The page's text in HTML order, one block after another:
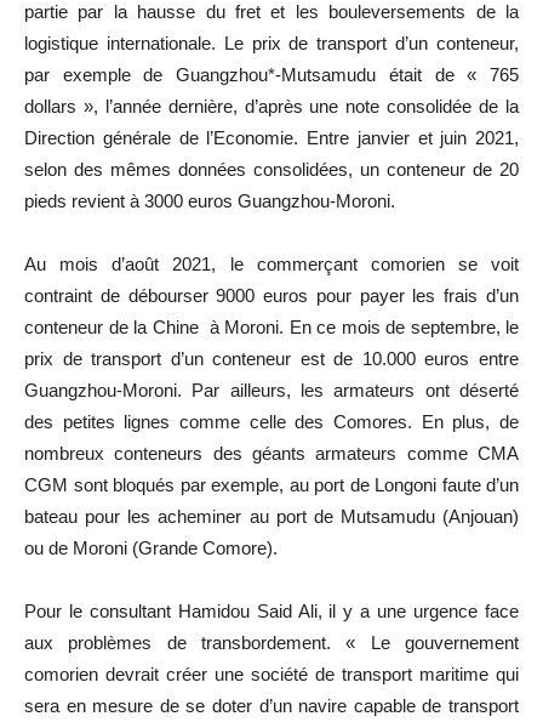
partie par la hausse du fret et les bouleversements de la
logistique internationale. Le prix de transport d’un conteneur,
par exemple de Guangzhou*-Mutsamudu était de « 765
dollars », l’année dernière, d’après une note consolidée de la
Direction générale de l’Economie. Entre janvier et juin 2021,
selon des mêmes données consolidées, un conteneur de 20
pieds revient à 3000 euros Guangzhou-Moroni.
Au mois d’août 2021, le commerçant comorien se voit
contraint de débourser 9000 euros pour payer les frais d’un
conteneur de la Chine à Moroni. En ce mois de septembre, le
prix de transport d’un conteneur est de 10.000 euros entre
Guangzhou-Moroni. Par ailleurs, les armateurs ont déserté
des petites lignes comme celle des Comores. En plus, de
nombreux conteneurs des géants armateurs comme CMA
CGM sont bloqués par exemple, au port de Longoni faute d’un
bateau pour les acheminer au port de Mutsamudu (Anjouan)
ou de Moroni (Grande Comore).
Pour le consultant Hamidou Said Ali, il y a une urgence face
aux problèmes de transbordement. « Le gouvernement
comorien devrait créer une société de transport maritime qui
sera en mesure de se doter d’un navire capable de transport